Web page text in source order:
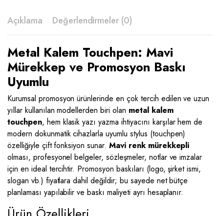
Açıklama Değerlendirmeler (0)
Metal Kalem Touchpen: Mavi
Mürekkep ve Promosyon Baskı
Uyumlu
Kurumsal promosyon ürünlerinde en çok tercih edilen ve uzun
yıllar kullanılan modellerden biri olan metal kalem
touchpen, hem klasik yazı yazma ihtiyacını karşılar hem de
modern dokunmatik cihazlarla uyumlu stylus (touchpen)
özelliğiyle çift fonksiyon sunar. Mavi renk mürekkepli
olması, profesyonel belgeler, sözleşmeler, notlar ve imzalar
için en ideal tercihtir. Promosyon baskıları (logo, şirket ismi,
slogan vb.) fiyatlara dahil değildir; bu sayede net bütçe
planlaması yapılabilir ve baskı maliyeti ayrı hesaplanır.